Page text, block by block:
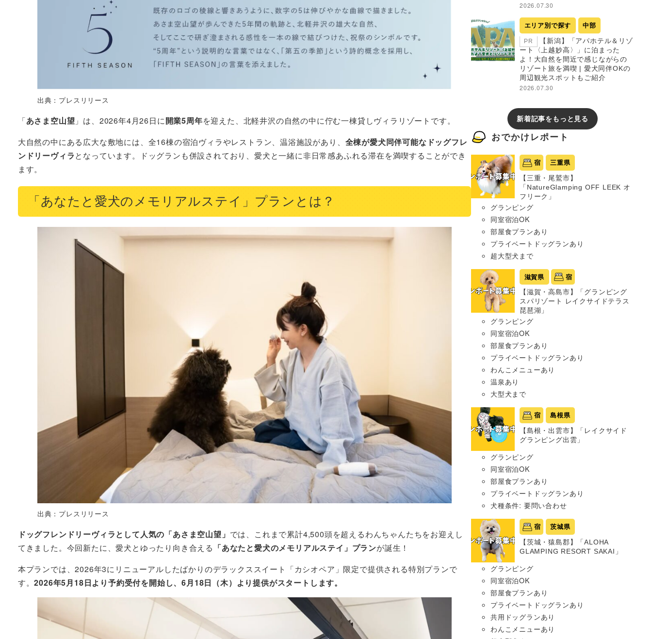
出典：プレスリリース
「あさま空山望 」は、2026年4月26日に開業5周年を迎えた、北軽井沢の自然の中に佇む一棟貸しヴィラリゾートです。
大自然の中にある広大な敷地には、全16棟の宿泊ヴィラやレストラン、温浴施設があり、 全棟が愛犬同伴可能なドッグフレ
ンドリーヴィラとなっています。ドッグランも併設されており、愛犬と一緒に非日常感あふれる滞在を満喫することができ
ます。
「あなたと愛犬のメモリアルステイ」プランとは？
出典：プレスリリース
ドッグフレンドリーヴィラとして人気の「あさま空山望」 では、これまで累計4,500頭を超えるわんちゃんたちをお迎えし
てきました。今回新たに、愛犬とゆったり向き合える 「あなたと愛犬のメモリアルステイ」プランが誕生！
本プランでは、2026年3にリニューアルしたばかりのデラックススイート「カシオペア」限定で提供される特別プランで
す。2026年5月18日より予約受付を開始し、6月18日（木）より提供がスタートします。
2026.07.30
エリア別で探す 中部
PR
【新潟】「アパホテル＆リゾ
ート〈上越妙高〉」に泊まった
よ！大自然を間近で感じながらの
リゾート旅を満喫 | 愛犬同伴OKの
周辺観光スポットもご紹介
2026.07.30
新着記事をもっと見る
おでかけレポート
宿 三重県
【三重・尾鷲市】
「NatureGlamping OFF LEEK オ
フリーク」
グランピング
同室宿泊OK
部屋食プランあり
プライベートドッグランあり
超大型犬まで
滋賀県 宿
【滋賀・高島市】「グランピング
スパリゾート レイクサイドテラス
琵琶湖」
グランピング
同室宿泊OK
部屋食プランあり
プライベートドッグランあり
わんこメニューあり
温泉あり
大型犬まで
宿 島根県
【島根・出雲市】「レイクサイド
グランピング出雲」
グランピング
同室宿泊OK
部屋食プランあり
プライベートドッグランあり
犬種条件: 要問い合わせ
宿 茨城県
【茨城・猿島郡】「ALOHA
GLAMPING RESORT SAKAI」
グランピング
同室宿泊OK
部屋食プランあり
プライベートドッグランあり
共用ドッグランあり
わんこメニューあり